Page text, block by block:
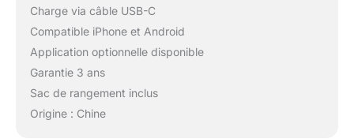
Charge via câble USB-C
Compatible iPhone et Android
Application optionnelle disponible
Garantie 3 ans
Sac de rangement inclus
Origine : Chine